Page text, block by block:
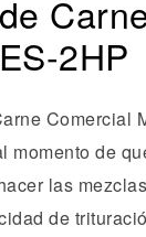
2HP
Comercial
momento de
las
de